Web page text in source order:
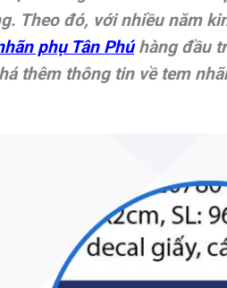
Theo đó, với nhiều năm
phụ Tân Phúhàng đầu
thêm thông tin về tem